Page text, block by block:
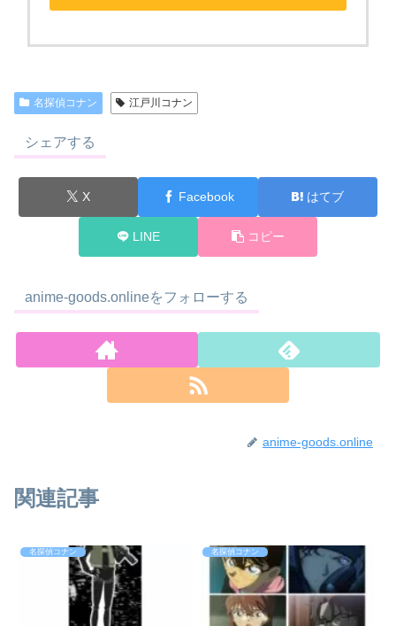
名探偵コナン 江戸川コナン
シェアする
X Facebook はてブ
LINE コピー
anime-goods.onlineをフォローする
anime-goods.online
関連記事
名探偵コナン 名探偵コナン